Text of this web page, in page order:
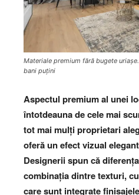
Materiale premium fără bugete
bani puțini
Aspectul premium al unei
întotdeauna de cele mai
tot mai mulți proprietari
oferă un efect vizual
Designerii spun că
combinația dintre texturi,
care sunt integrate